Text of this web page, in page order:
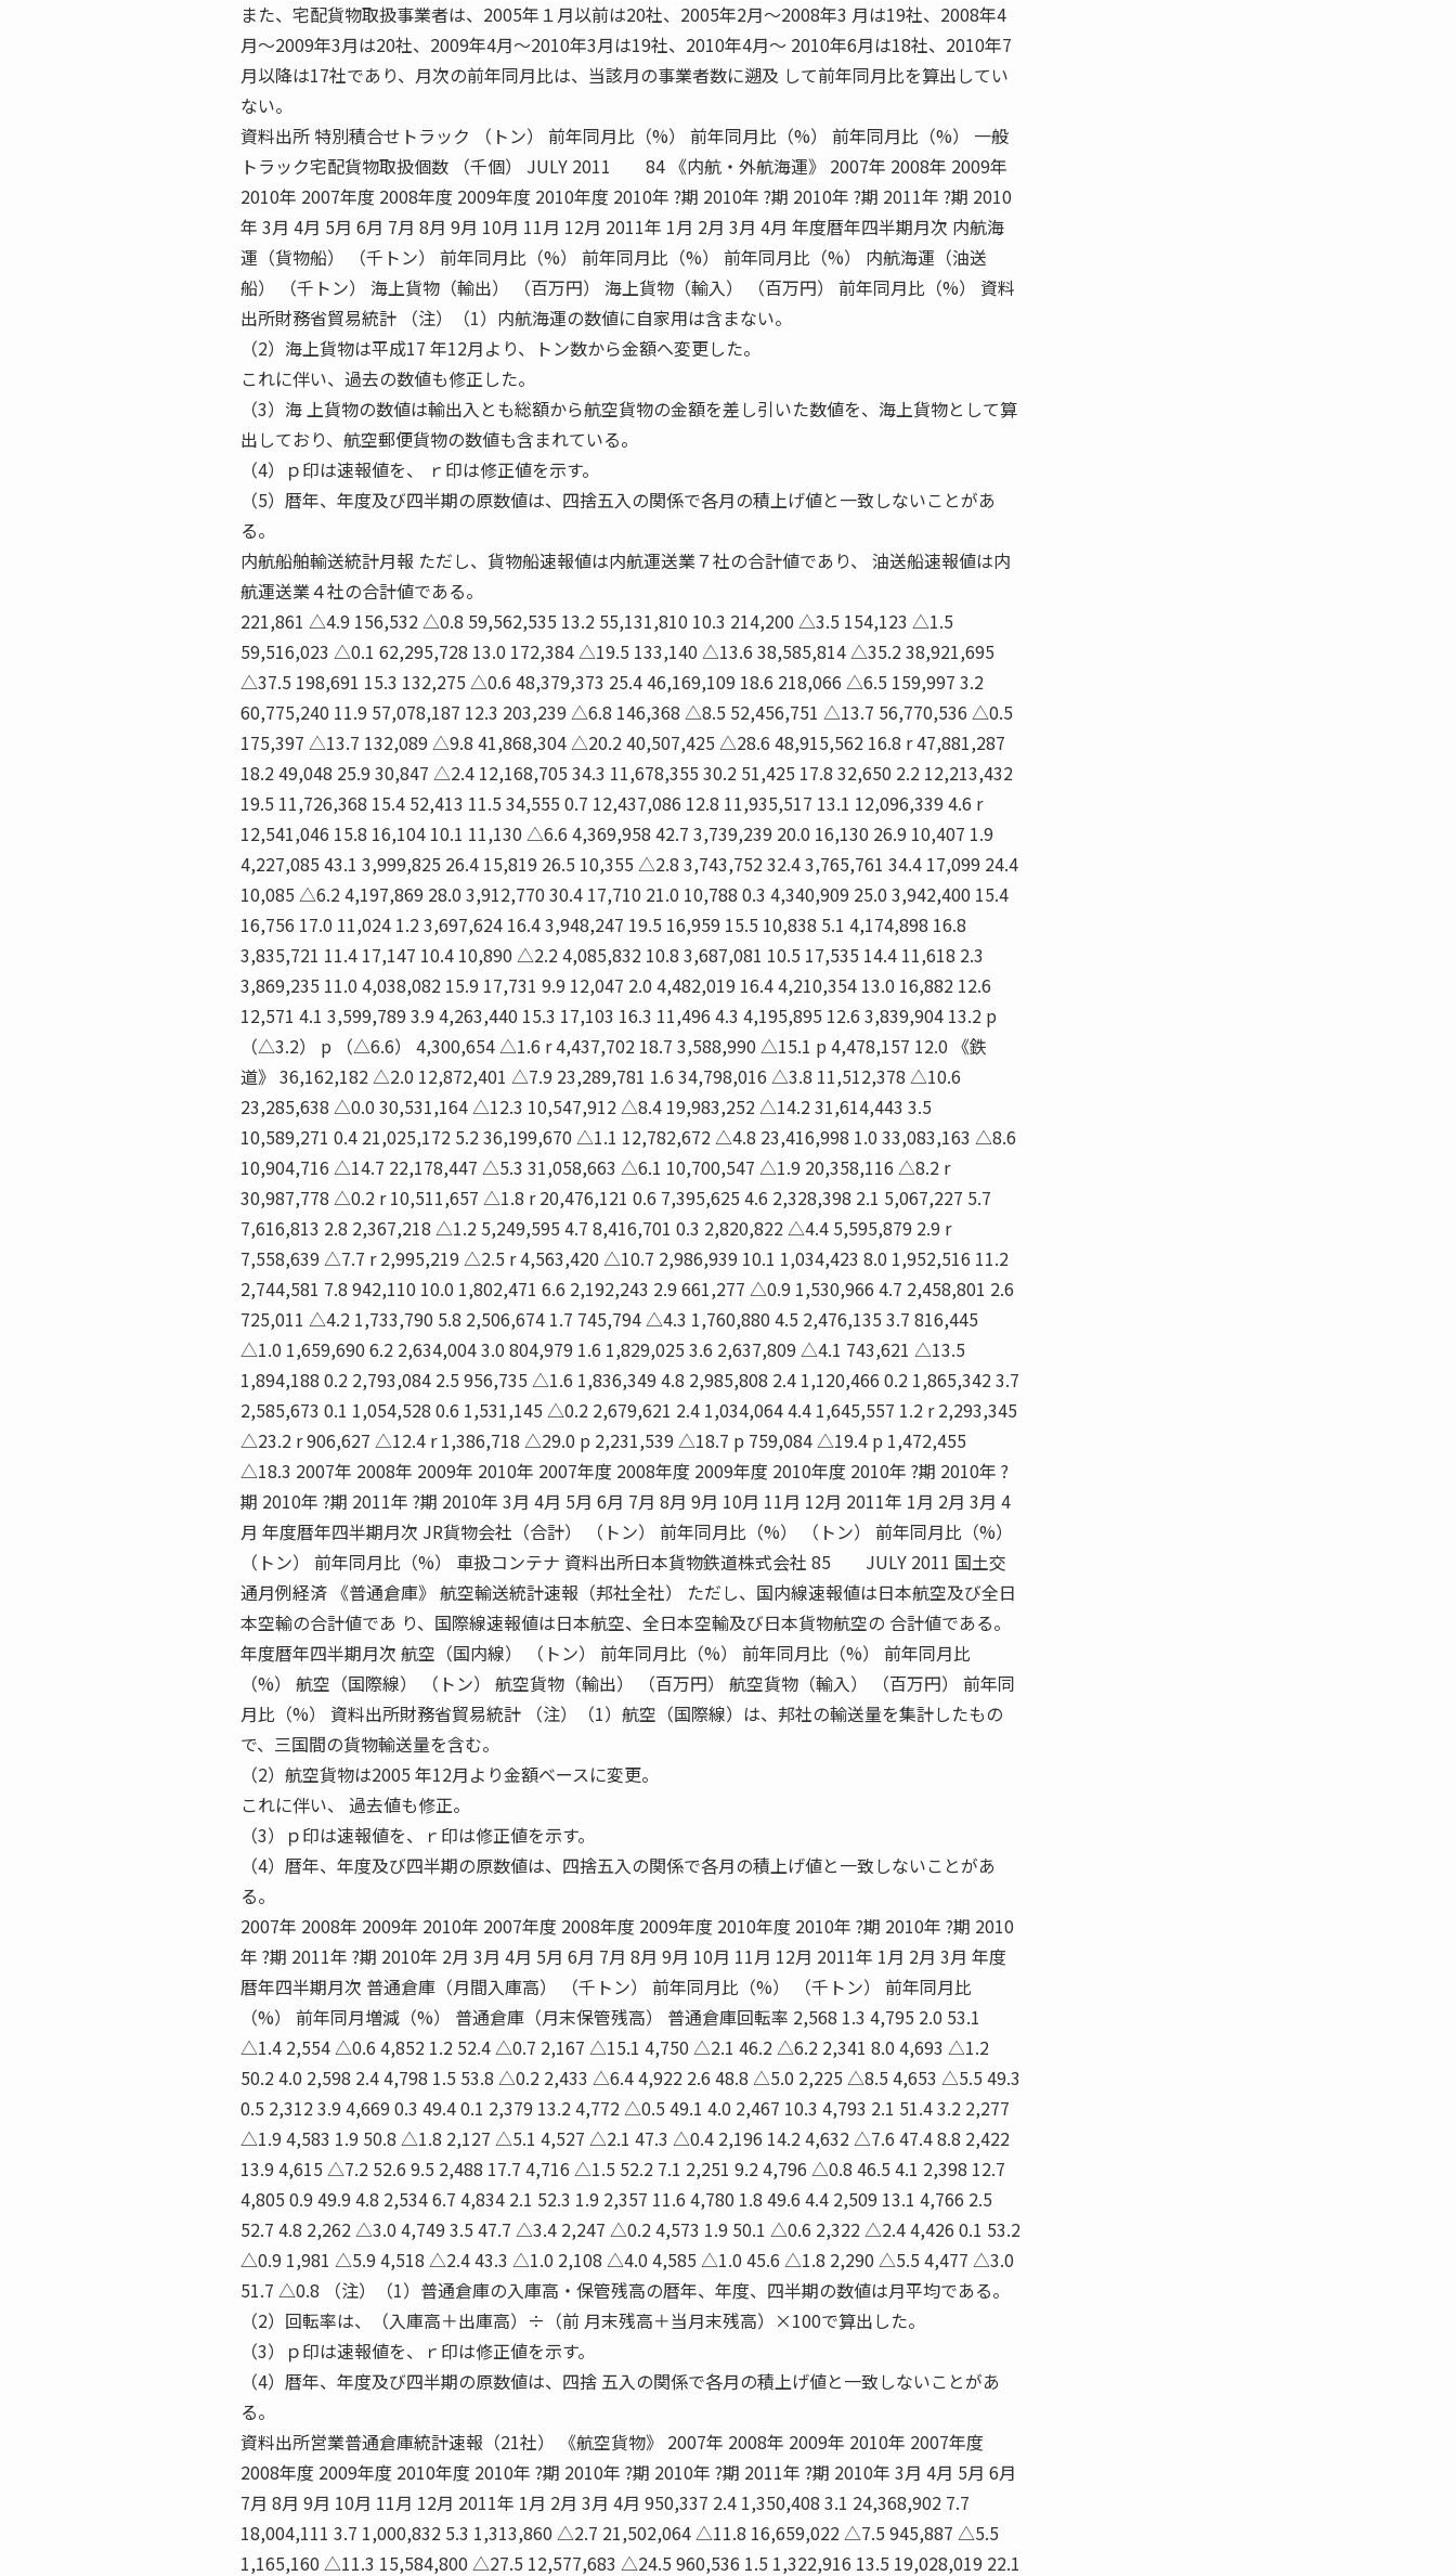
また、宅配貨物取扱事業者は、2005年１月以前は20社、2005年2月〜2008年3 月は19社、2008年4
月〜2009年3月は20社、2009年4月〜2010年3月は19社、2010年4月〜 2010年6月は18社、2010年7
月以降は17社であり、月次の前年同月比は、当該月の事業者数に遡及 して前年同月比を算出してい
ない。
資料出所 特別積合せトラック （トン） 前年同月比（%） 前年同月比（%） 前年同月比（%） 一般
トラック宅配貨物取扱個数 （千個） JULY 2011 84 《内航・外航海運》 2007年 2008年 2009年
2010年 2007年度 2008年度 2009年度 2010年度 2010年 ?期 2010年 ?期 2010年 ?期 2011年 ?期 2010
年 3月 4月 5月 6月 7月 8月 9月 10月 11月 12月 2011年 1月 2月 3月 4月 年度暦年四半期月次 内航海
運（貨物船） （千トン） 前年同月比（%） 前年同月比（%） 前年同月比（%） 内航海運（油送
船） （千トン） 海上貨物（輸出） （百万円） 海上貨物（輸入） （百万円） 前年同月比（%） 資料
出所財務省貿易統計 （注）（1）内航海運の数値に自家用は含まない。
（2）海上貨物は平成17 年12月より、トン数から金額へ変更した。
これに伴い、過去の数値も修正した。
（3）海 上貨物の数値は輸出入とも総額から航空貨物の金額を差し引いた数値を、海上貨物として算
出しており、航空郵便貨物の数値も含まれている。
（4）ｐ印は速報値を、 ｒ印は修正値を示す。
（5）暦年、年度及び四半期の原数値は、四捨五入の関係で各月の積上げ値と一致しないことがあ
る。
内航船舶輸送統計月報 ただし、貨物船速報値は内航運送業７社の合計値であり、 油送船速報値は内
航運送業４社の合計値である。
221,861 △4.9 156,532 △0.8 59,562,535 13.2 55,131,810 10.3 214,200 △3.5 154,123 △1.5
59,516,023 △0.1 62,295,728 13.0 172,384 △19.5 133,140 △13.6 38,585,814 △35.2 38,921,695
△37.5 198,691 15.3 132,275 △0.6 48,379,373 25.4 46,169,109 18.6 218,066 △6.5 159,997 3.2
60,775,240 11.9 57,078,187 12.3 203,239 △6.8 146,368 △8.5 52,456,751 △13.7 56,770,536 △0.5
175,397 △13.7 132,089 △9.8 41,868,304 △20.2 40,507,425 △28.6 48,915,562 16.8 r 47,881,287
18.2 49,048 25.9 30,847 △2.4 12,168,705 34.3 11,678,355 30.2 51,425 17.8 32,650 2.2 12,213,432
19.5 11,726,368 15.4 52,413 11.5 34,555 0.7 12,437,086 12.8 11,935,517 13.1 12,096,339 4.6 r
12,541,046 15.8 16,104 10.1 11,130 △6.6 4,369,958 42.7 3,739,239 20.0 16,130 26.9 10,407 1.9
4,227,085 43.1 3,999,825 26.4 15,819 26.5 10,355 △2.8 3,743,752 32.4 3,765,761 34.4 17,099 24.4
10,085 △6.2 4,197,869 28.0 3,912,770 30.4 17,710 21.0 10,788 0.3 4,340,909 25.0 3,942,400 15.4
16,756 17.0 11,024 1.2 3,697,624 16.4 3,948,247 19.5 16,959 15.5 10,838 5.1 4,174,898 16.8
3,835,721 11.4 17,147 10.4 10,890 △2.2 4,085,832 10.8 3,687,081 10.5 17,535 14.4 11,618 2.3
3,869,235 11.0 4,038,082 15.9 17,731 9.9 12,047 2.0 4,482,019 16.4 4,210,354 13.0 16,882 12.6
12,571 4.1 3,599,789 3.9 4,263,440 15.3 17,103 16.3 11,496 4.3 4,195,895 12.6 3,839,904 13.2 p
（△3.2） p （△6.6） 4,300,654 △1.6 r 4,437,702 18.7 3,588,990 △15.1 p 4,478,157 12.0 《鉄
道》 36,162,182 △2.0 12,872,401 △7.9 23,289,781 1.6 34,798,016 △3.8 11,512,378 △10.6
23,285,638 △0.0 30,531,164 △12.3 10,547,912 △8.4 19,983,252 △14.2 31,614,443 3.5
10,589,271 0.4 21,025,172 5.2 36,199,670 △1.1 12,782,672 △4.8 23,416,998 1.0 33,083,163 △8.6
10,904,716 △14.7 22,178,447 △5.3 31,058,663 △6.1 10,700,547 △1.9 20,358,116 △8.2 r
30,987,778 △0.2 r 10,511,657 △1.8 r 20,476,121 0.6 7,395,625 4.6 2,328,398 2.1 5,067,227 5.7
7,616,813 2.8 2,367,218 △1.2 5,249,595 4.7 8,416,701 0.3 2,820,822 △4.4 5,595,879 2.9 r
7,558,639 △7.7 r 2,995,219 △2.5 r 4,563,420 △10.7 2,986,939 10.1 1,034,423 8.0 1,952,516 11.2
2,744,581 7.8 942,110 10.0 1,802,471 6.6 2,192,243 2.9 661,277 △0.9 1,530,966 4.7 2,458,801 2.6
725,011 △4.2 1,733,790 5.8 2,506,674 1.7 745,794 △4.3 1,760,880 4.5 2,476,135 3.7 816,445
△1.0 1,659,690 6.2 2,634,004 3.0 804,979 1.6 1,829,025 3.6 2,637,809 △4.1 743,621 △13.5
1,894,188 0.2 2,793,084 2.5 956,735 △1.6 1,836,349 4.8 2,985,808 2.4 1,120,466 0.2 1,865,342 3.7
2,585,673 0.1 1,054,528 0.6 1,531,145 △0.2 2,679,621 2.4 1,034,064 4.4 1,645,557 1.2 r 2,293,345
△23.2 r 906,627 △12.4 r 1,386,718 △29.0 p 2,231,539 △18.7 p 759,084 △19.4 p 1,472,455
△18.3 2007年 2008年 2009年 2010年 2007年度 2008年度 2009年度 2010年度 2010年 ?期 2010年 ?
期 2010年 ?期 2011年 ?期 2010年 3月 4月 5月 6月 7月 8月 9月 10月 11月 12月 2011年 1月 2月 3月 4
月 年度暦年四半期月次 JR貨物会社（合計） （トン） 前年同月比（%） （トン） 前年同月比（%）
（トン） 前年同月比（%） 車扱コンテナ 資料出所日本貨物鉄道株式会社 85 JULY 2011 国土交
通月例経済 《普通倉庫》 航空輸送統計速報（邦社全社） ただし、国内線速報値は日本航空及び全日
本空輸の合計値であ り、国際線速報値は日本航空、全日本空輸及び日本貨物航空の 合計値である。
年度暦年四半期月次 航空（国内線） （トン） 前年同月比（%） 前年同月比（%） 前年同月比
（%） 航空（国際線） （トン） 航空貨物（輸出） （百万円） 航空貨物（輸入） （百万円） 前年同
月比（%） 資料出所財務省貿易統計 （注）（1）航空（国際線）は、邦社の輸送量を集計したもの
で、三国間の貨物輸送量を含む。
（2）航空貨物は2005 年12月より金額ベースに変更。
これに伴い、 過去値も修正。
（3）ｐ印は速報値を、ｒ印は修正値を示す。
（4）暦年、年度及び四半期の原数値は、四捨五入の関係で各月の積上げ値と一致しないことがあ
る。
2007年 2008年 2009年 2010年 2007年度 2008年度 2009年度 2010年度 2010年 ?期 2010年 ?期 2010
年 ?期 2011年 ?期 2010年 2月 3月 4月 5月 6月 7月 8月 9月 10月 11月 12月 2011年 1月 2月 3月 年度
暦年四半期月次 普通倉庫（月間入庫高） （千トン） 前年同月比（%） （千トン） 前年同月比
（%） 前年同月増減（%） 普通倉庫（月末保管残高） 普通倉庫回転率 2,568 1.3 4,795 2.0 53.1
△1.4 2,554 △0.6 4,852 1.2 52.4 △0.7 2,167 △15.1 4,750 △2.1 46.2 △6.2 2,341 8.0 4,693 △1.2
50.2 4.0 2,598 2.4 4,798 1.5 53.8 △0.2 2,433 △6.4 4,922 2.6 48.8 △5.0 2,225 △8.5 4,653 △5.5 49.3
0.5 2,312 3.9 4,669 0.3 49.4 0.1 2,379 13.2 4,772 △0.5 49.1 4.0 2,467 10.3 4,793 2.1 51.4 3.2 2,277
△1.9 4,583 1.9 50.8 △1.8 2,127 △5.1 4,527 △2.1 47.3 △0.4 2,196 14.2 4,632 △7.6 47.4 8.8 2,422
13.9 4,615 △7.2 52.6 9.5 2,488 17.7 4,716 △1.5 52.2 7.1 2,251 9.2 4,796 △0.8 46.5 4.1 2,398 12.7
4,805 0.9 49.9 4.8 2,534 6.7 4,834 2.1 52.3 1.9 2,357 11.6 4,780 1.8 49.6 4.4 2,509 13.1 4,766 2.5
52.7 4.8 2,262 △3.0 4,749 3.5 47.7 △3.4 2,247 △0.2 4,573 1.9 50.1 △0.6 2,322 △2.4 4,426 0.1 53.2
△0.9 1,981 △5.9 4,518 △2.4 43.3 △1.0 2,108 △4.0 4,585 △1.0 45.6 △1.8 2,290 △5.5 4,477 △3.0
51.7 △0.8 （注）（1）普通倉庫の入庫高・保管残高の暦年、年度、四半期の数値は月平均である。
（2）回転率は、（入庫高＋出庫高）÷（前 月末残高＋当月末残高）×100で算出した。
（3）ｐ印は速報値を、ｒ印は修正値を示す。
（4）暦年、年度及び四半期の原数値は、四捨 五入の関係で各月の積上げ値と一致しないことがあ
る。
資料出所営業普通倉庫統計速報（21社） 《航空貨物》 2007年 2008年 2009年 2010年 2007年度
2008年度 2009年度 2010年度 2010年 ?期 2010年 ?期 2010年 ?期 2011年 ?期 2010年 3月 4月 5月 6月
7月 8月 9月 10月 11月 12月 2011年 1月 2月 3月 4月 950,337 2.4 1,350,408 3.1 24,368,902 7.7
18,004,111 3.7 1,000,832 5.3 1,313,860 △2.7 21,502,064 △11.8 16,659,022 △7.5 945,887 △5.5
1,165,160 △11.3 15,584,800 △27.5 12,577,683 △24.5 960,536 1.5 1,322,916 13.5 19,028,019 22.1